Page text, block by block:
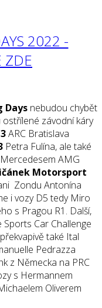
2022 -
ZDE
Days nebudou chybět
ostřílené závodní káry
ARC Bratislava
Petra Fulína, ale také
AMG
Motorsport
Zondu Antonína
i vozy D5 tedy Miro
s Pragou R1. Další,
Car Challenge
také Ital
Pedrazza
z Německa na PRC
s Hermannem
Oliverem